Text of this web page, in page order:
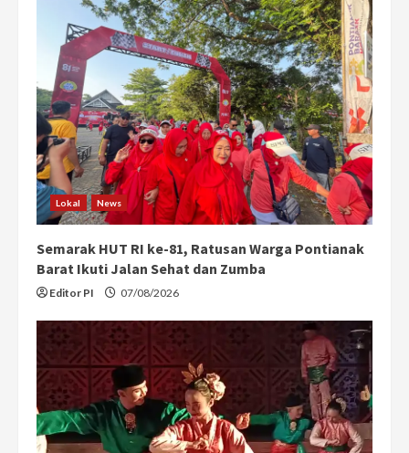
Lokal News
Semarak HUT RI ke-81, Ratusan Warga Pontianak
Barat Ikuti Jalan Sehat dan Zumba
Editor PI 07/08/2026